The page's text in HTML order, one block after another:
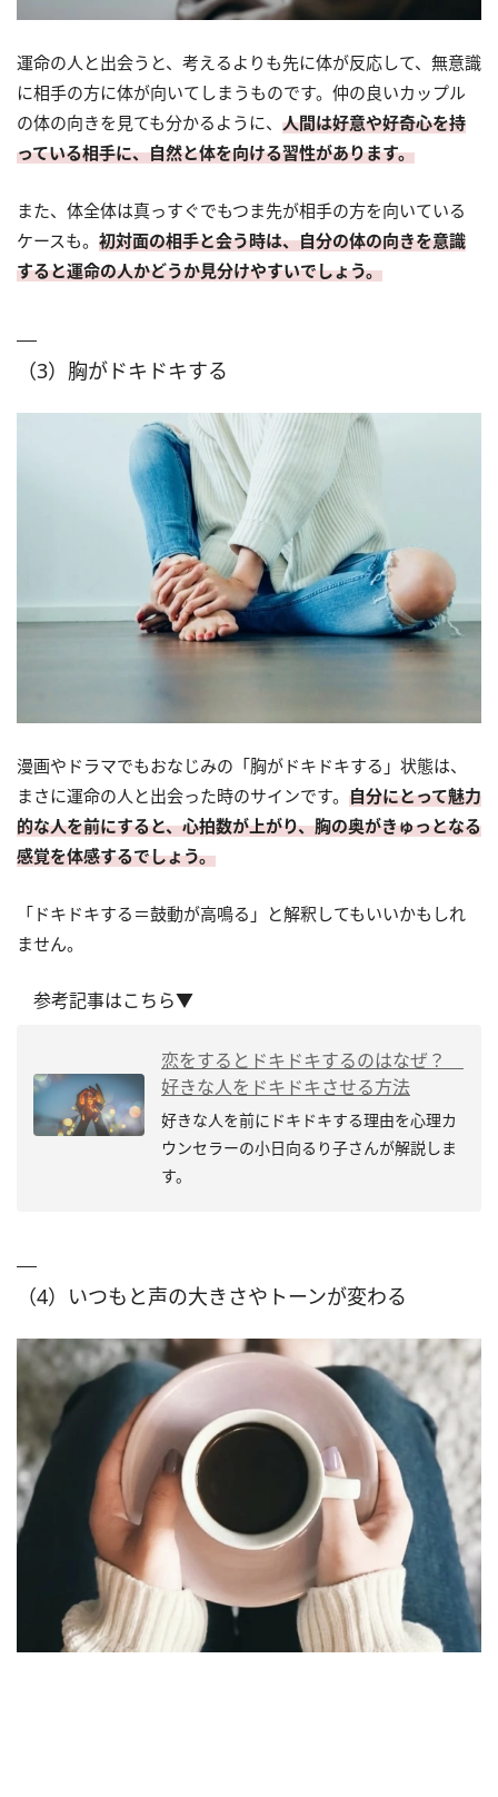
運命の人と出会うと、考えるよりも先に体が反応して、無意識
に相手の方に体が向いてしまうものです。仲の良いカップル
の体の向きを見ても分かるように、 人間は好意や好奇心を持
っている相手に、自然と体を向ける習性があります。
また、体全体は真っすぐでもつま先が相手の方を向いている
ケースも。 初対面の相手と会う時は、自分の体の向きを意識
すると運命の人かどうか見分けやすいでしょう。
（3）胸がドキドキする
漫画やドラマでもおなじみの「胸がドキドキする」状態は、
まさに運命の人と出会った時のサインです。 自分にとって魅力
的な人を前にすると、心拍数が上がり、胸の奥がきゅっとなる
感覚を体感するでしょう。
「ドキドキする＝鼓動が高鳴る」と解釈してもいいかもしれ
ません。
参考記事はこちら▼
恋をするとドキドキするのはなぜ？
好きな人をドキドキさせる方法
好きな人を前にドキドキする理由を心理カ
ウンセラーの小日向るり子さんが解説しま
す。
（4）いつもと声の大きさやトーンが変わる